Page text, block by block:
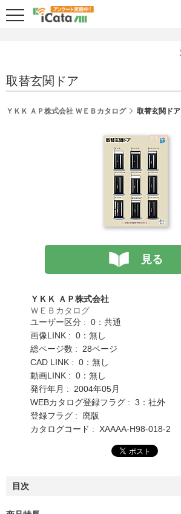
取替玄関ドア
ＹＫＫ ＡＰ株式会社 ＷＥＢカタログ 取替玄関ドア
見る
ＹＫＫ ＡＰ株式会社
ＷＥＢカタログ
ユーザー区分 : 0：共通
画像LINK : 0：無し
総ページ数 : 28ページ
CAD LINK : 0：無し
動画LINK : 0：無し
発行年月 : 2004年05月
WEBカタログ登録フラグ : 3：社外
登録フラグ : 廃版
カタログコード : XAAAA-H98-018-2
目次